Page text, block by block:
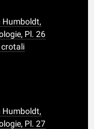
Humboldt,
Pl. 26
crotali
Humboldt,
Pl. 27